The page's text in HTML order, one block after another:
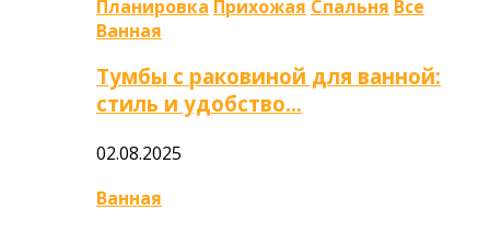
Планировка Прихожая Спальня Все
Ванная
Тумбы с раковиной для ванной:
стиль и удобство…
02.08.2025
Ванная